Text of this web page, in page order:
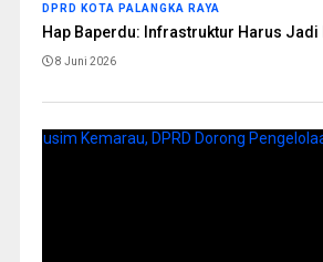
DPRD KOTA PALANGKA RAYA
Hap Baperdu: Infrastruktur Harus Jadi
8 Juni 2026